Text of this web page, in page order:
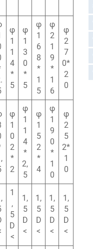
φ
1
1
4
*
5
φ
1
3
0
*
5
φ
1
6
8
*
1
5
φ
2
1
9
*
1
6
φ
2
7
0*
2
0
φ
1
0
2
*
2
φ
1
1
4
*
2,
5
φ
1
5
2
*
4
φ
1
9
0
*
1
0
φ
2
5
2*
1
0
1
,
5
D
<
1,
5
D
<
1,
5
D
<
1,
5
D
<
1,
5
D
<